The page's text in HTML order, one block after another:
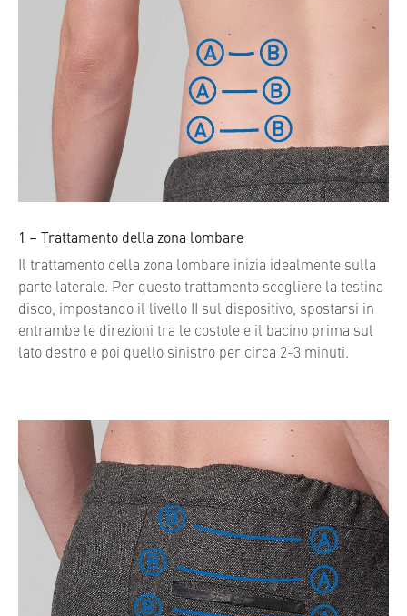
1 – Trattamento della zona lombare
Il trattamento della zona lombare inizia idealmente sulla
parte laterale. Per questo trattamento scegliere la testina
disco, impostando il livello II sul dispositivo, spostarsi in
entrambe le direzioni tra le costole e il bacino prima sul
lato destro e poi quello sinistro per circa 2-3 minuti.